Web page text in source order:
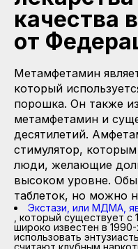
качества
от
Метамфетамин
который
порошка. Он также
метамфетамин и
десятилетий.
стимулятор,
люди, желающие
высоком уровне.
таблеток, но можно
Экстази, или МДМА,
, который существует
широко известен в
использовать
считают клубным